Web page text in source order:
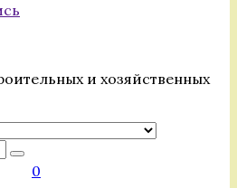
и хозяйственных
0